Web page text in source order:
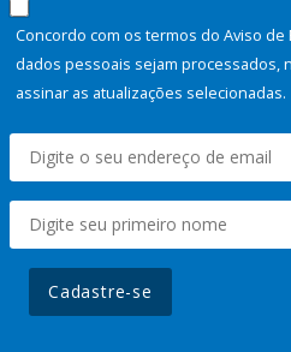
Concordo com os termos do Aviso
dados pessoais sejam processados,
assinar as atualizações selecionadas.
Cadastre-se